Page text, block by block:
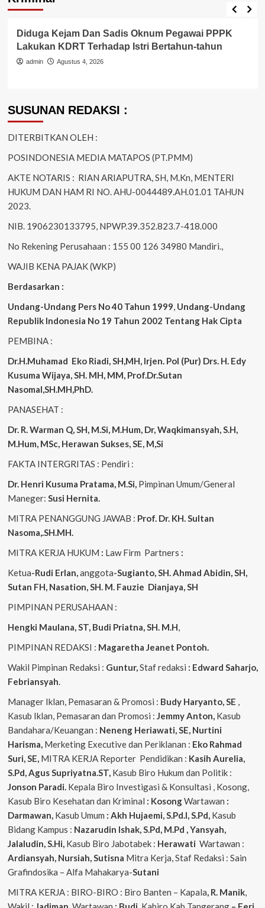
Berita Polisi
Diduga Kejam Dan Sadis Oknum Pegawai PPPK
Lakukan KDRT Terhadap Istri Bertahun-tahun
admin Agustus 4, 2026
SUSUNAN REDAKSI :
DITERBITKAN OLEH :
POSINDONESIA MEDIA MATAPOS (PT.PMM)
AKTE NOTARIS : RIAN ARIAPUTRA, SH, M.Kn, MENTERI
HUKUM DAN HAM RI NO. AHU-0044489.AH.01.01 TAHUN
2023.
NIB. 1906230133795, NPWP.39.352.823.7-418.000
No Rekening Perusahaan : 155 00 126 34980 Mandiri.,
WAJIB KENA PAJAK (WKP)
Berdasarkan :
Undang-Undang Pers No 40 Tahun 1999, Undang-Undang
Republik Indonesia No 19 Tahun 2002 Tentang Hak Cipta
PEMBINA :
Dr.H.Muhamad Eko Riadi, SH,MH, Irjen. Pol (Pur) Drs. H. Edy
Kusuma Wijaya, SH. MH, MM, Prof.Dr.Sutan
Nasomal,SH.MH,PhD.
PANASEHAT :
Dr. R. Warman Q, SH, M.Si, M.Hum, Dr, Waqkimansyah, S.H,
M.Hum, MSc, Herawan Sukses, SE, M,Si
FAKTA INTERGRITAS : Pendiri :
Dr. Henri Kusuma Pratama, M.Si, Pimpinan Umum/General
Maneger: Susi Hernita.
MITRA PENANGGUNG JAWAB : Prof. Dr. KH. Sultan
Nasoma,.SH.MH.
MITRA KERJA HUKUM : Law Firm Partners :
Ketua-Rudi Erlan,anggota-Sugianto, SH. Ahmad Abidin, SH,
Sutan FH, Nasation, SH. M. Fauzie Dianjaya, SH
PIMPINAN PERUSAHAAN :
Hengki Maulana, ST, Budi Priatna, SH. M.H,
PIMPINAN REDAKSI : Magaretha Jeanet Pontoh.
Wakil Pimpinan Redaksi : Guntur,Staf redaksi : Edward Saharjo,
Febriansyah.
Manager Iklan, Pemasaran & Promosi : Budy Haryanto, SE ,
Kasub Iklan, Pemasaran dan Promosi : Jemmy Anton, Kasub
Bandahara/Keuangan : Neneng Heriawati, SE, Nurtini
Harisma, Merketing Executive dan Periklanan : Eko Rahmad
Suri, SE, MITRA KERJA Reporter Pendidikan : Kasih Aurelia,
S.Pd, AgusSupriyatna.ST, Kasub Biro Hukum dan Politik :
Jonson Paradi. Kepala Biro Investigasi & Konsultasi , Kosong,
Kasub Biro Kesehatan dan Kriminal : KosongWartawan :
Darmawan, Kasub Umum : Akh Hujaemi, S.Pd.I, S.Pd, Kasub
Bidang Kampus : Nazarudin Ishak, S.Pd, M.Pd , Yansyah,
Jalaludin, S.Hi, Kasub Biro Jabotabek : Herawati Wartawan :
Ardiansyah, Nursiah, Sutisna Mitra Kerja, Staf Redaksi : Sain
Grafindosika – Alfa Mahakarya-Sutani
MITRA KERJA : BIRO-BIRO : Biro Banten – Kapala, R. Manik,